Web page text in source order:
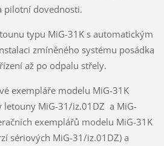
pilotní dovednosti.
typu MiG-31K s automatickým
zmíněného systému posádka
až po odpalu střely.
exempláře modelu MiG-31K
letouny MiG-31/iz.01DZ a MiG-
exemplářů modelu MiG-31K
sériových MiG-31/iz.01DZ) a